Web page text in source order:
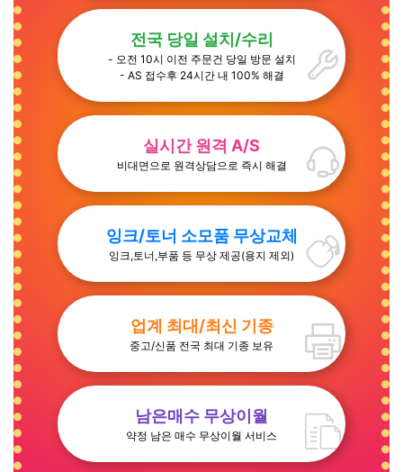
전국 당일 설치/수리
- 오전 10시 이전 주문건 당일 방문 설치
- AS 접수후 24시간 내 100% 해결
실시간 원격 A/S
비대면으로 원격상담으로 즉시 해결
잉크/토너 소모품 무상교체
잉크,토너,부품 등 무상 제공(용지 제외)
업계 최대/최신 기종
중고/신품 전국 최대 기종 보유
남은매수 무상이월
약정 남은 매수 무상이월 서비스